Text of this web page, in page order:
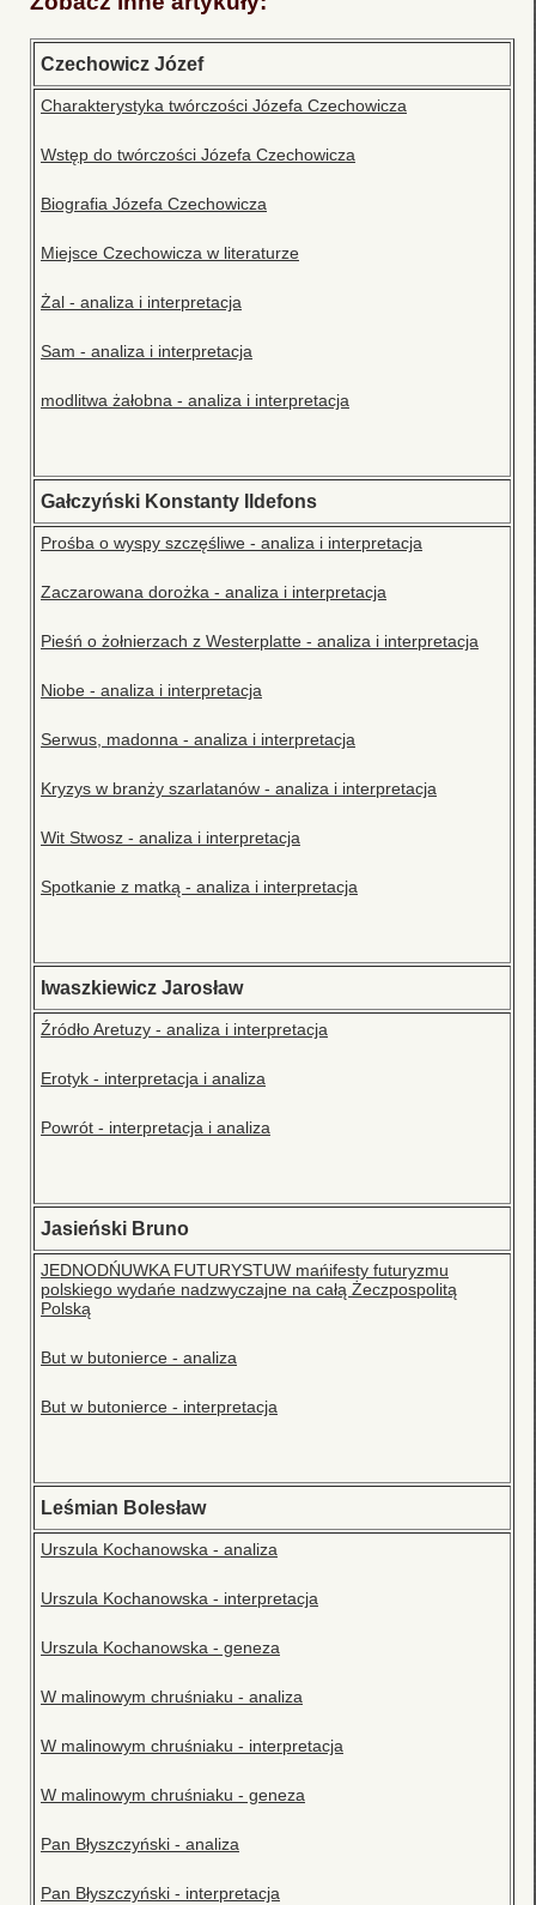
Czechowicz Józef
Charakterystyka twórczości Józefa Czechowicza
Wstęp do twórczości Józefa Czechowicza
Biografia Józefa Czechowicza
Miejsce Czechowicza w literaturze
Żal - analiza i interpretacja
Sam - analiza i interpretacja
modlitwa żałobna - analiza i interpretacja
Gałczyński Konstanty Ildefons
Prośba o wyspy szczęśliwe - analiza i interpretacja
Zaczarowana dorożka - analiza i interpretacja
Pieśń o żołnierzach z Westerplatte - analiza i interpretacja
Niobe - analiza i interpretacja
Serwus, madonna - analiza i interpretacja
Kryzys w branży szarlatanów - analiza i interpretacja
Wit Stwosz - analiza i interpretacja
Spotkanie z matką - analiza i interpretacja
Iwaszkiewicz Jarosław
Źródło Aretuzy - analiza i interpretacja
Erotyk - interpretacja i analiza
Powrót - interpretacja i analiza
Jasieński Bruno
JEDNODŃUWKA FUTURYSTUW mańifesty futuryzmu
polskiego wydańe nadzwyczajne na całą Żeczpospolitą
Polską
But w butonierce - analiza
But w butonierce - interpretacja
Leśmian Bolesław
Urszula Kochanowska - analiza
Urszula Kochanowska - interpretacja
Urszula Kochanowska - geneza
W malinowym chruśniaku - analiza
W malinowym chruśniaku - interpretacja
W malinowym chruśniaku - geneza
Pan Błyszczyński - analiza
Pan Błyszczyński - interpretacja